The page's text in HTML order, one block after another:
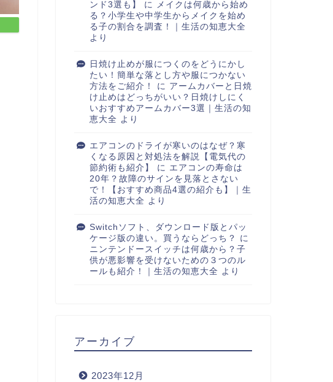
ンド3選も】
に メイクは何歳から始め
る？小学生や中学生からメイクを始め
る子の割合を調査！｜生活の知恵大全
より
日焼け止めが服につくのをどうにかし
たい！簡単な落とし方や服につかない
方法をご紹介！
に アームカバーと日焼
け止めはどっちがいい？日焼けしにく
いおすすめアームカバー3選｜生活の知
恵大全 より
エアコンのドライが寒いのはなぜ？寒
くなる原因と対処法を解説【電気代の
節約術も紹介】
に エアコンの寿命は
20年？故障のサインを見落とさない
で！【おすすめ商品4選の紹介も】｜生
活の知恵大全 より
Switchソフト、ダウンロード版とパッ
ケージ版の違い。買うならどっち？
に
ニンテンドースイッチは何歳から？子
供が悪影響を受けないための３つのル
ールも紹介！｜生活の知恵大全 より
アーカイブ
2023年12月